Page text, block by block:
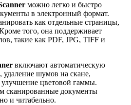
можно легко и быстро
в электронный формат.
как отдельные страницы,
того, она поддерживает
такие как PDF, JPG, TIFF и
включают автоматическую
шумов на скане,
цветовой гаммы.
сканированные документы
и читабельно.